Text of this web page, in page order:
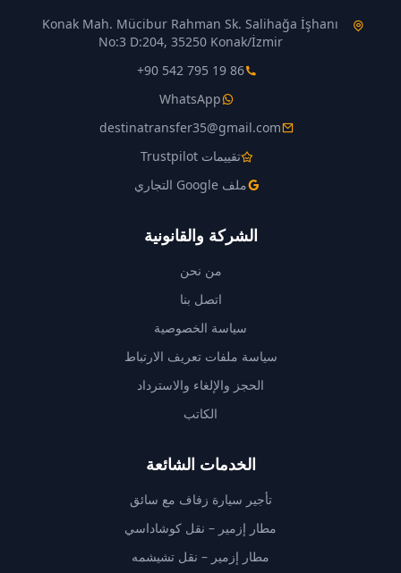
Konak Mah. Mücibur Rahman Sk. Salihağa İşhanı
No:3 D:204, 35250 Konak/İzmir
+90 542 795 19 86
WhatsApp
destinatransfer35@gmail.com
تقييمات Trustpilot
ملف Google التجاري
الشركة والقانونية
من نحن
اتصل بنا
سياسة الخصوصية
سياسة ملفات تعريف الارتباط
الحجز والإلغاء والاسترداد
الكاتب
الخدمات الشائعة
تأجير سيارة زفاف مع سائق
مطار إزمير – نقل كوشاداسي
مطار إزمير – نقل تشيشمه